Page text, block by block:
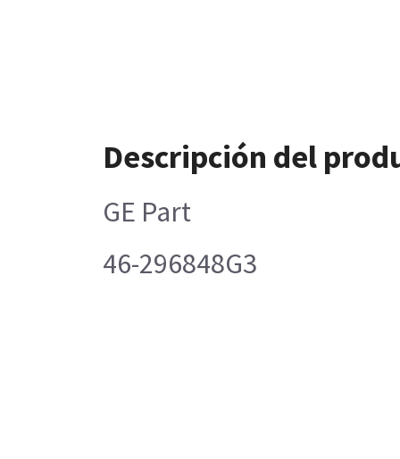
Descripción del
GE Part
46-296848G3